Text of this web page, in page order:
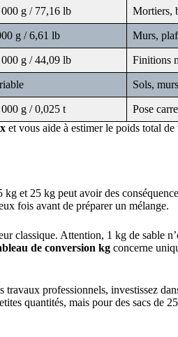
g / 77,16 lb Mortiers,
g / 6,61 lb Murs,
000 g / 44,09 lb Finitions
Sols, murs
g / 0,025 t
Pose
et vous aide à estimer le poids total
et 25 kg peut avoir des
fois avant de préparer un mélange.
classique. Attention, 1 kg de sable
de conversion kg concerne
travaux professionnels, investissez
quantités, mais pour des sacs de